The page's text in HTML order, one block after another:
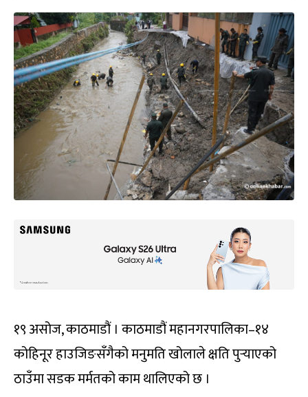
१९ असोज, काठमाडौं । काठमाडौं महानगरपालिका–१४
कोहिनूर हाउजिङसँगैको मनुमति खोलाले क्षति पुर्‍याएको
ठाउँमा सडक मर्मतको काम थालिएको छ ।